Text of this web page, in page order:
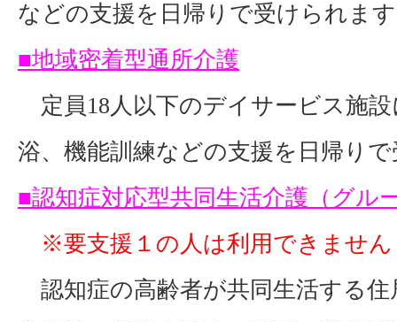
などの支援を日帰りで受けられま
■地域密着型通所介護
定員18人以下のデイサービス施
浴、機能訓練などの支援を日帰り
■認知症対応型共同生活介護（グル
※要支援１の人は利用できません
認知症の高齢者が共同生活する住